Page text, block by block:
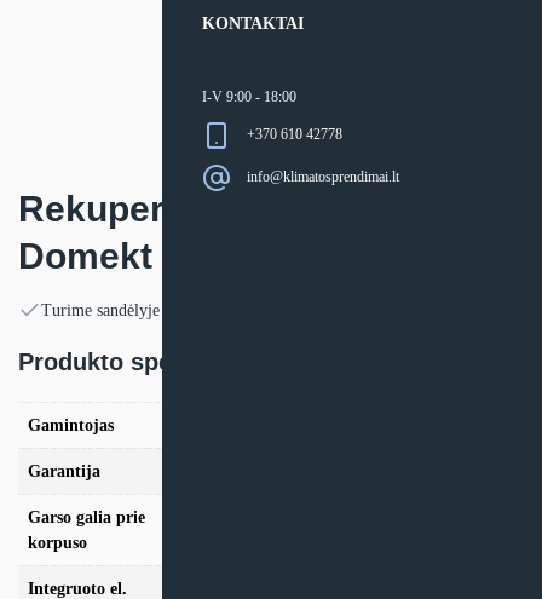
KONTAKTAI
I-V 9:00 - 18:00
+370 610 42778
info@klimatosprendimai.lt
Rekuperatorius Komfovent
Domekt R 600 V C6M
Turime sandėlyje
Produkto specifikacija:
Gamintojas
Garantija
Garso galia prie
korpuso
Integruoto el.